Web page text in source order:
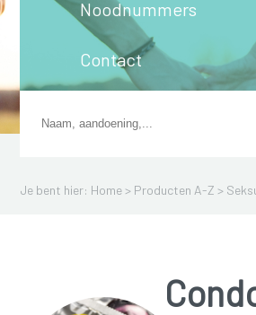
Noodnummers
Contact
Je bent hier: Home > Producten A-Z >